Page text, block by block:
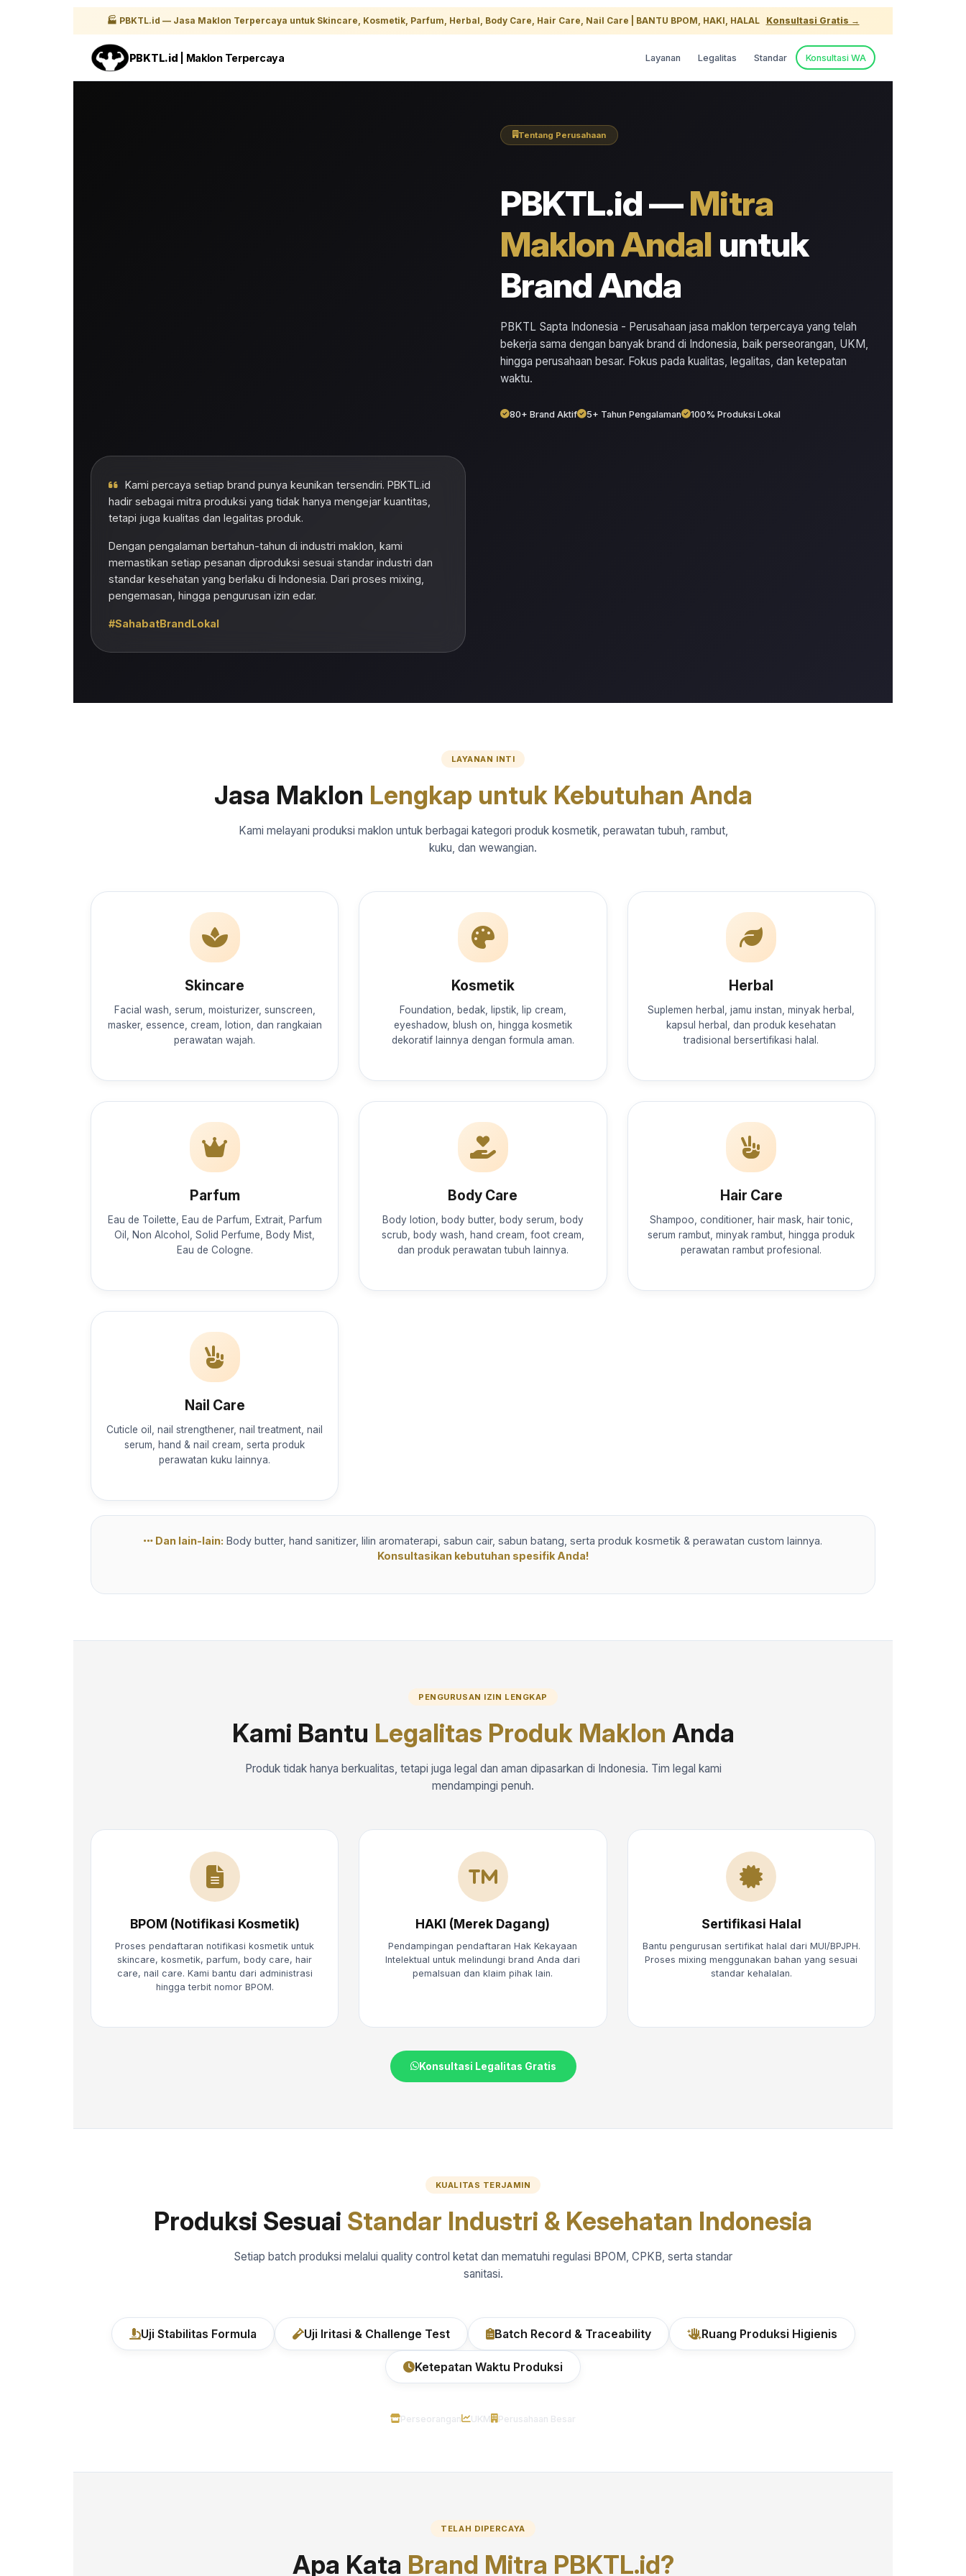
🏭 PBKTL.id — Jasa Maklon Terpercaya untuk Skincare, Kosmetik, Parfum, Herbal, Body Care, Hair Care, Nail Care | BANTU BPOM, HAKI, HALAL Konsultasi Gratis →
PBKTL.id | Maklon Terpercaya Layanan Legalitas Standar Konsultasi WA
Tentang Perusahaan
PBKTL.id —Mitra
Maklon Andal untuk
Brand Anda
PBKTL Sapta Indonesia - Perusahaan jasa maklon terpercaya yang telah
bekerja sama dengan banyak brand di Indonesia, baik perseorangan, UKM,
hingga perusahaan besar. Fokus pada kualitas, legalitas, dan ketepatan
waktu.
80+ Brand Aktif 5+ Tahun Pengalaman 100% Produksi Lokal
Kami percaya setiap brand punya keunikan tersendiri. PBKTL.id
hadir sebagai mitra produksi yang tidak hanya mengejar kuantitas,
tetapi juga kualitas dan legalitas produk.
Dengan pengalaman bertahun-tahun di industri maklon, kami
memastikan setiap pesanan diproduksi sesuai standar industri dan
standar kesehatan yang berlaku di Indonesia. Dari proses mixing,
pengemasan, hingga pengurusan izin edar.
#SahabatBrandLokal
LAYANAN INTI
Jasa Maklon Lengkap untuk Kebutuhan Anda
Kami melayani produksi maklon untuk berbagai kategori produk kosmetik, perawatan tubuh, rambut,
kuku, dan wewangian.
Skincare
Facial wash, serum, moisturizer, sunscreen,
masker, essence, cream, lotion, dan rangkaian
perawatan wajah.
Kosmetik
Foundation, bedak, lipstik, lip cream,
eyeshadow, blush on, hingga kosmetik
dekoratif lainnya dengan formula aman.
Herbal
Suplemen herbal, jamu instan, minyak herbal,
kapsul herbal, dan produk kesehatan
tradisional bersertifikasi halal.
Parfum
Eau de Toilette, Eau de Parfum, Extrait, Parfum
Oil, Non Alcohol, Solid Perfume, Body Mist,
Eau de Cologne.
Body Care
Body lotion, body butter, body serum, body
scrub, body wash, hand cream, foot cream,
dan produk perawatan tubuh lainnya.
Hair Care
Shampoo, conditioner, hair mask, hair tonic,
serum rambut, minyak rambut, hingga produk
perawatan rambut profesional.
Nail Care
Cuticle oil, nail strengthener, nail treatment, nail
serum, hand & nail cream, serta produk
perawatan kuku lainnya.
Dan lain-lain: Body butter, hand sanitizer, lilin aromaterapi, sabun cair, sabun batang, serta produk kosmetik & perawatan custom lainnya.
Konsultasikan kebutuhan spesifik Anda!
PENGURUSAN IZIN LENGKAP
Kami Bantu Legalitas Produk Maklon Anda
Produk tidak hanya berkualitas, tetapi juga legal dan aman dipasarkan di Indonesia. Tim legal kami
mendampingi penuh.
BPOM (Notifikasi Kosmetik)
Proses pendaftaran notifikasi kosmetik untuk
skincare, kosmetik, parfum, body care, hair
care, nail care. Kami bantu dari administrasi
hingga terbit nomor BPOM.
HAKI (Merek Dagang)
Pendampingan pendaftaran Hak Kekayaan
Intelektual untuk melindungi brand Anda dari
pemalsuan dan klaim pihak lain.
Sertifikasi Halal
Bantu pengurusan sertifikat halal dari MUI/BPJPH.
Proses mixing menggunakan bahan yang sesuai
standar kehalalan.
Konsultasi Legalitas Gratis
KUALITAS TERJAMIN
Produksi Sesuai Standar Industri & Kesehatan Indonesia
Setiap batch produksi melalui quality control ketat dan mematuhi regulasi BPOM, CPKB, serta standar
sanitasi.
Uji Stabilitas Formula Uji Iritasi & Challenge Test Batch Record & Traceability Ruang Produksi Higienis
Ketepatan Waktu Produksi
Perseorangan UKM Perusahaan Besar
TELAH DIPERCAYA
Apa Kata Brand Mitra PBKTL.id?